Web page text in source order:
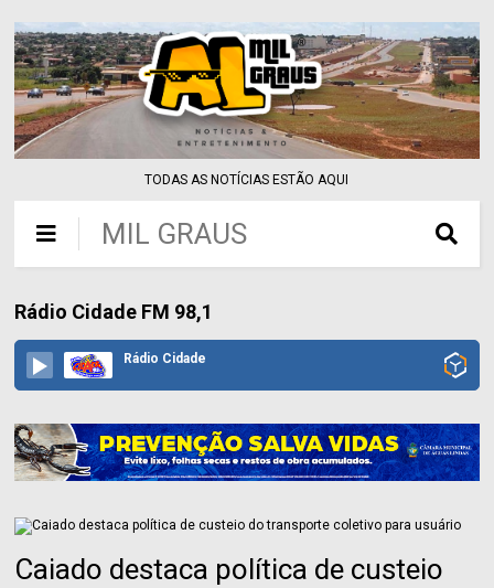
TODAS AS NOTÍCIAS ESTÃO AQUI
MIL GRAUS
Rádio Cidade FM 98,1
Rádio Cidade
Caiado destaca política de custeio